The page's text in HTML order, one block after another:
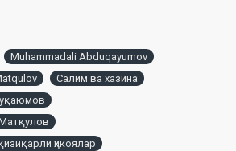
Muhammadali Abduqayumov
Салим ва хазина
ҳикоялар